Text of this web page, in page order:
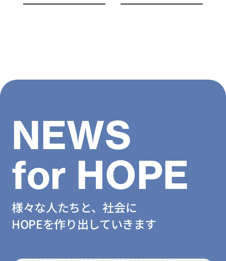
NEWS
for HOPE
様々な人たちと、社会に
HOPEを作り出していきます